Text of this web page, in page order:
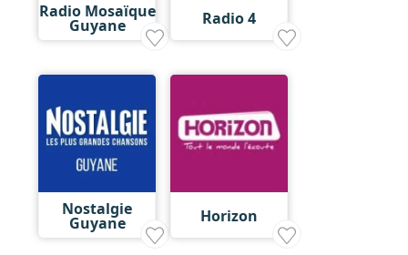
Radio Mosaïque
Guyane Radio 4
Nostalgie
Guyane Horizon